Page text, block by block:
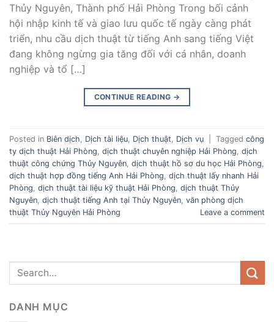
Thủy Nguyên, Thành phố Hải Phòng Trong bối cảnh
hội nhập kinh tế và giao lưu quốc tế ngày càng phát
triển, nhu cầu dịch thuật từ tiếng Anh sang tiếng Việt
đang không ngừng gia tăng đối với cá nhân, doanh
nghiệp và tổ […]
CONTINUE READING →
Posted in Biên dịch Dịch tài liệu Dịch thuật Dịch vụ Tagged công
ty dịch thuật Hải Phòng dịch thuật chuyên nghiệp Hải Phòng dịch
thuật công chứng Thủy Nguyên dịch thuật hồ sơ du học Hải Phòng
dịch thuật hợp đồng tiếng Anh Hải Phòng dịch thuật lấy nhanh Hải
Phòng dịch thuật tài liệu kỹ thuật Hải Phòng dịch thuật Thủy
Nguyên dịch thuật tiếng Anh tại Thủy Nguyên văn phòng dịch
thuật Thủy Nguyên Hải Phòng
Leave a comment
DANH MỤC